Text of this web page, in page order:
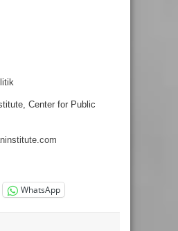
Center for Public
WhatsApp